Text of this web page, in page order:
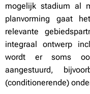
mogelijk stadium al
planvorming gaat
relevante
integraal ontwerp
wordt er soms
aangestuurd,
(conditionerende)